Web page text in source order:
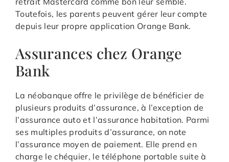
Toutefois, les parents peuvent gérer leur compte
depuis leur propre application Orange Bank.
Assurances chez Orange
Bank
La néobanque offre le privilège de bénéficier de
plusieurs produits d’assurance, à l’exception de
l’assurance auto et l’assurance habitation. Parmi
ses multiples produits d’assurance, on note
l’assurance moyen de paiement. Elle prend en
charge le chéquier, le téléphone portable suite à